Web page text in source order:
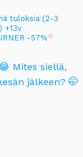
tuloksia (2-3
+13v
-57%